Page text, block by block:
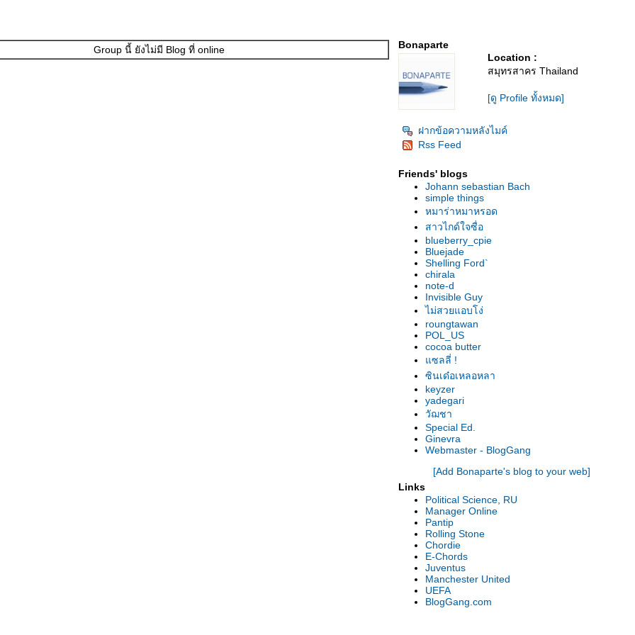
Group นี้ ยังไม่มี Blog ที่ online
Bonaparte
Location :
สมุทรสาคร Thailand
[ดู Profile ทั้งหมด]
ฝากข้อความหลังไมค์
Rss Feed
Friends' blogs
Johann sebastian Bach
simple things
หมาร่าหมาหรอด
สาวไกด์ใจซื่อ
blueberry_cpie
Bluejade
Shelling Ford`
chirala
note-d
Invisible Guy
ไม่สวยแอบโง่
roungtawan
POL_US
cocoa butter
แซลลี่ !
ซินเด๋อเหลอหลา
keyzer
yadegari
วัฌชา
Special Ed.
Ginevra
Webmaster - BlogGang
[Add Bonaparte's blog to your web]
Links
Political Science, RU
Manager Online
Pantip
Rolling Stone
Chordie
E-Chords
Juventus
Manchester United
UEFA
BlogGang.com